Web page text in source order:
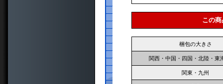
この
梱包の大きさ
関西・中国・四国・北陸・東
関東・九州